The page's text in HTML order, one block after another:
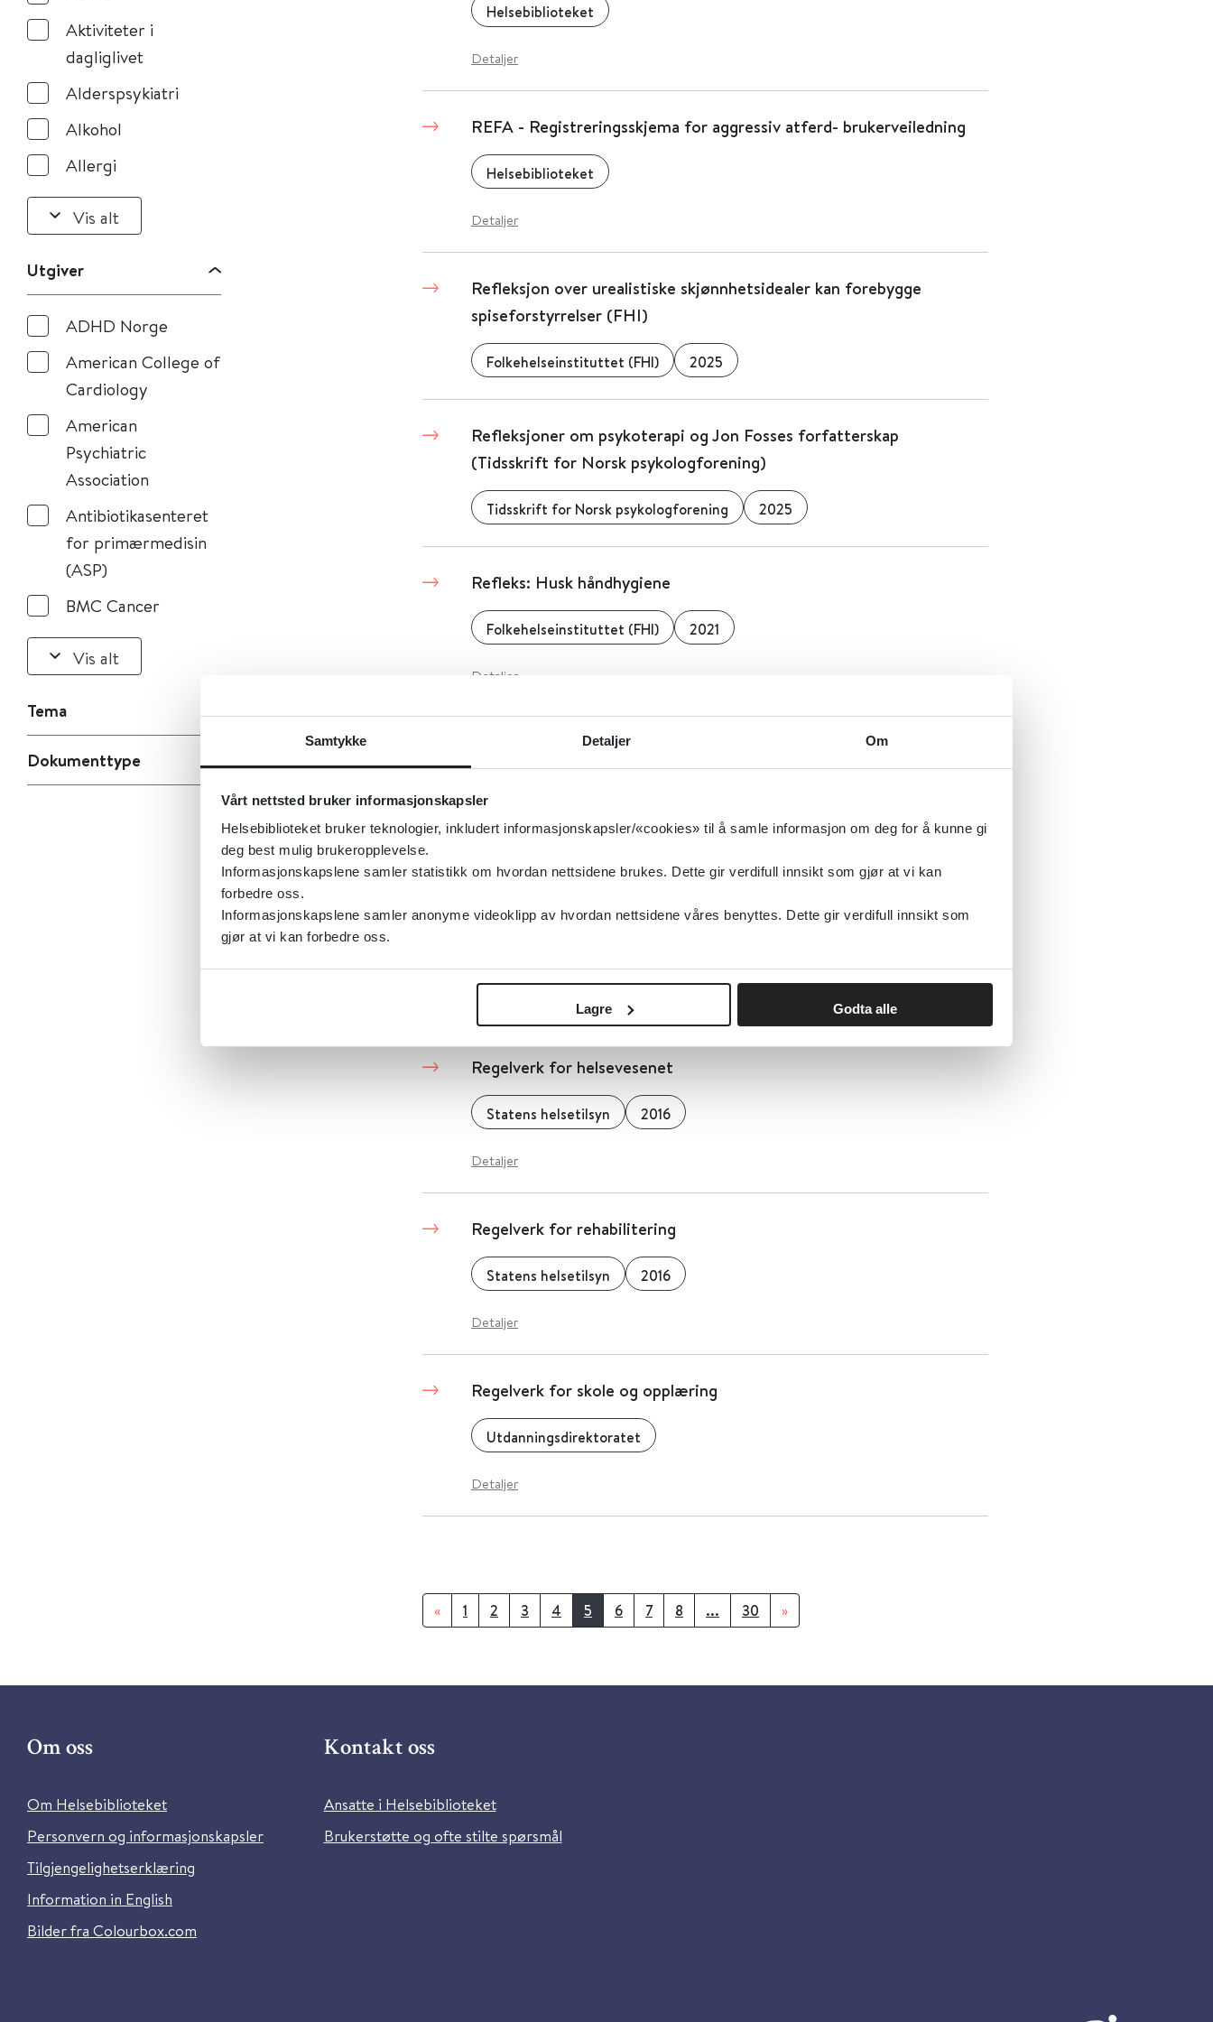
Samtykke Detaljer Om
Vårt nettsted bruker informasjonskapsler
Helsebiblioteket bruker teknologier, inkludert informasjonskapsler/«cookies» til å samle informasjon om deg for å kunne gi
deg best mulig brukeropplevelse.
Informasjonskapslene samler statistikk om hvordan nettsidene brukes. Dette gir verdifull innsikt som gjør at vi kan
forbedre oss.
Informasjonskapslene samler anonyme videoklipp av hvordan nettsidene våres benyttes. Dette gir verdifull innsikt som
gjør at vi kan forbedre oss.
Lagre Godta alle
Aktiviteter i
dagliglivet
Alderspsykiatri
Alkohol
Allergi
Vis alt
Utgiver
ADHD Norge
American College of
Cardiology
American
Psychiatric
Association
Antibiotikasenteret
for primærmedisin
(ASP)
BMC Cancer
Vis alt
Tema
Dokumenttype
Helsebiblioteket
Detaljer
REFA - Registreringsskjema for aggressiv atferd- brukerveiledning
Helsebiblioteket
Detaljer
Refleksjon over urealistiske skjønnhetsidealer kan forebygge
spiseforstyrrelser (FHI)
Folkehelseinstituttet (FHI) 2025
Refleksjoner om psykoterapi og Jon Fosses forfatterskap
(Tidsskrift for Norsk psykologforening)
Tidsskrift for Norsk psykologforening 2025
Refleks: Husk håndhygiene
Folkehelseinstituttet (FHI) 2021
Detaljer
Reform - ressurssenter for menn
Detaljer
Refusjonssøk
Regelverk for helsevesenet
Statens helsetilsyn 2016
Detaljer
Regelverk for rehabilitering
Statens helsetilsyn 2016
Detaljer
Regelverk for skole og opplæring
Utdanningsdirektoratet
Detaljer
« 1 2 3 4 5 6 7 8 ... 30 »
Om oss
Om Helsebiblioteket
Personvern og informasjonskapsler
Tilgjengelighetserklæring
Information in English
Bilder fra Colourbox.com
Kontakt oss
Ansatte i Helsebiblioteket
Brukerstøtte og ofte stilte spørsmål